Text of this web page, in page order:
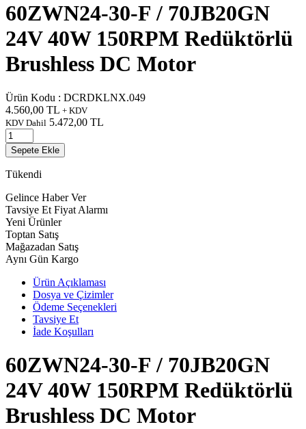
60ZWN24-30-F / 70JB20GN
24V 40W 150RPM Redüktörlü
Brushless DC Motor
Ürün Kodu : DCRDKLNX.049
4.560,00 TL + KDV
KDV Dahil 5.472,00 TL
Sepete Ekle
Tükendi
Gelince Haber Ver
Tavsiye Et Fiyat Alarmı
Yeni Ürünler
Toptan Satış
Mağazadan Satış
Aynı Gün Kargo
Ürün Açıklaması
Dosya ve Çizimler
Ödeme Seçenekleri
Tavsiye Et
İade Koşulları
60ZWN24-30-F / 70JB20GN
24V 40W 150RPM Redüktörlü
Brushless DC Motor